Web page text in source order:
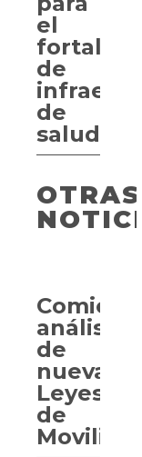
el
de
de
salud
OTRAS
Comienza
análisis
de
nuevas
Leyes
de
Movilidad